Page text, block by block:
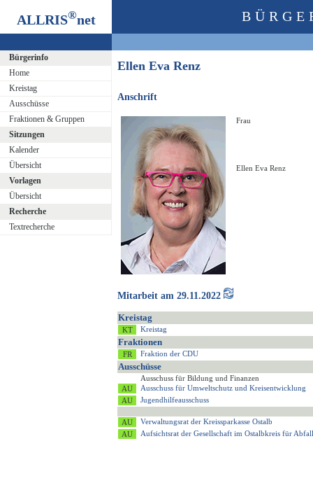
ALLRIS®net
Bürgerinfo
Home
Kreistag
Ausschüsse
Fraktionen & Gruppen
Sitzungen
Kalender
Übersicht
Vorlagen
Übersicht
Recherche
Textrecherche
Ellen Eva Renz
Anschrift
Frau
Ellen Eva Renz
Mitarbeit am 29.11.2022
Kreistag
Kreistag
Fraktionen
Fraktion der CDU
Ausschüsse
Ausschuss für Bildung und Finanzen
Ausschuss für Umweltschutz und Kreisentwicklung
Jugendhilfeausschuss
Verwaltungsrat der Kreissparkasse Ostalb
Aufsichtsrat der Gesellschaft im Ostalbkreis für